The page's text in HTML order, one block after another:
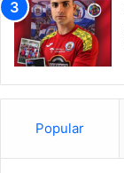
Popular